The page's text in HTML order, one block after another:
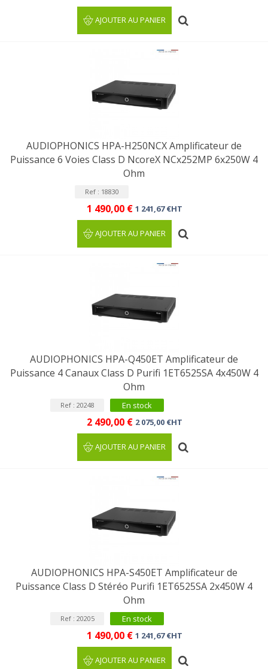
AJOUTER AU PANIER
AUDIOPHONICS HPA-H250NCX Amplificateur de
Puissance 6 Voies Class D NcoreX NCx252MP 6x250W 4
Ohm
Ref : 18830
1 490,00 € 1 241,67 €HT
AJOUTER AU PANIER
AUDIOPHONICS HPA-Q450ET Amplificateur de
Puissance 4 Canaux Class D Purifi 1ET6525SA 4x450W 4
Ohm
Ref : 20248 En stock
2 490,00 € 2 075,00 €HT
AJOUTER AU PANIER
AUDIOPHONICS HPA-S450ET Amplificateur de
Puissance Class D Stéréo Purifi 1ET6525SA 2x450W 4
Ohm
Ref : 20205 En stock
1 490,00 € 1 241,67 €HT
AJOUTER AU PANIER